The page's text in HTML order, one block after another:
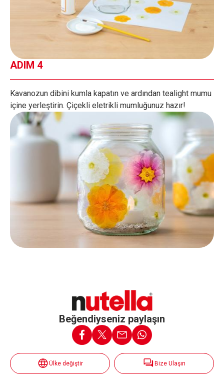
ADIM 4
Kavanozun dibini kumla kapatın ve ardından tealight mumu
içine yerleştirin. Çiçekli eletrikli mumluğunuz hazır!
Beğendiyseniz paylaşın
Ülke değiştir Bize Ulaşın